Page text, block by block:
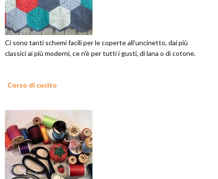
Ci sono tanti schemi facili per le coperte all'uncinetto, dai più
classici ai più moderni, ce n'è per tutti i gusti, di lana o di cotone.
Corso di cucito